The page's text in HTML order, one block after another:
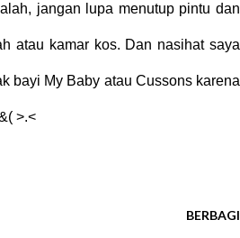
jangan lupa menutup pintu dan
atau kamar kos. Dan nasihat saya
bayi My Baby atau Cussons karena
>.<
BERBAGI